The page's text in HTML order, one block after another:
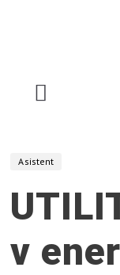
Asistent
v